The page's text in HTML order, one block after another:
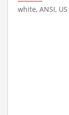
white, ANSI,